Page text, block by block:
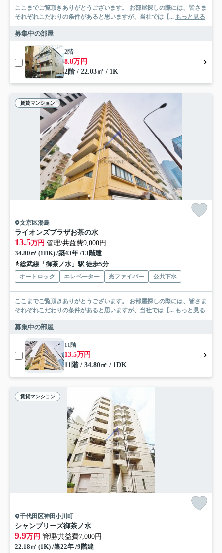
ここまでご覧頂きありがとうございます。 お部屋探しの際には、皆さま
それぞれこだわりの条件があると思いますが、当社では【... もっと見る
募集中の部屋
2階
8.8万円
2階 / 22.03㎡ / 1K
賃貸マンション
文京区湯島
ライオンズプラザお茶の水
13.5万円 管理/共益費9,000円
34.80㎡ (1DK) /築43年 /13階建
総武線「御茶ノ水」駅 徒歩5分
オートロック エレベーター 光ファイバー 公共下水
ここまでご覧頂きありがとうございます。 お部屋探しの際には、皆さま
それぞれこだわりの条件があると思いますが、当社では【... もっと見る
募集中の部屋
11階
13.5万円
11階 / 34.80㎡ / 1DK
賃貸マンション
千代田区神田小川町
シャンブリーズ御茶ノ水
9.9万円 管理/共益費7,000円
22.18㎡ (1K) /築22年 /9階建